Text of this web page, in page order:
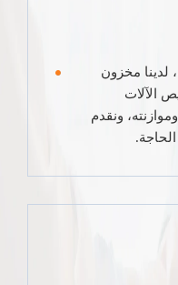
لدينا مخزون
الآلات
ونقدم